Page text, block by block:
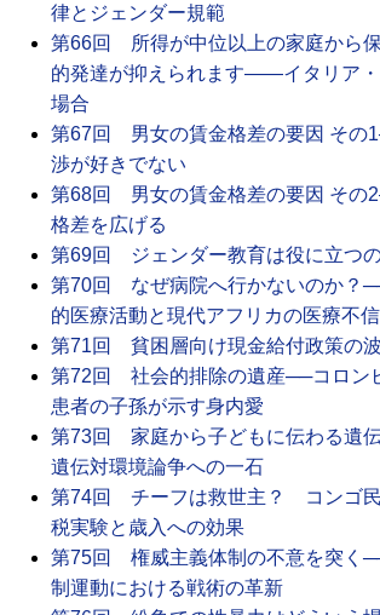
律とジェンダー規範
第66回 所得が中位以上の家庭から
的発達が抑えられます――イタリア
場合
第67回 男女の賃金格差の要因 その
渉が好きでない
第68回 男女の賃金格差の要因 そ
格差を広げる
第69回 ジェンダー教育は役に立つ
第70回 なぜ病院へ行かないのか？
的医療活動と現代アフリカの医療不信
第71回 貧困層向け現金給付政策の
第72回 社会的排除の遺産──コロン
患者の子孫が示す身内愛
第73回 家庭から子どもに伝わる遺
遺伝対環境論争への一石
第74回 チーフは救世主？ コンゴ
税実験と歳入への効果
第75回 権威主義体制の不意を突く
制運動における戦術の革新